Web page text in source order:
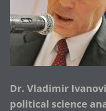
Dr. Vladimir
political science